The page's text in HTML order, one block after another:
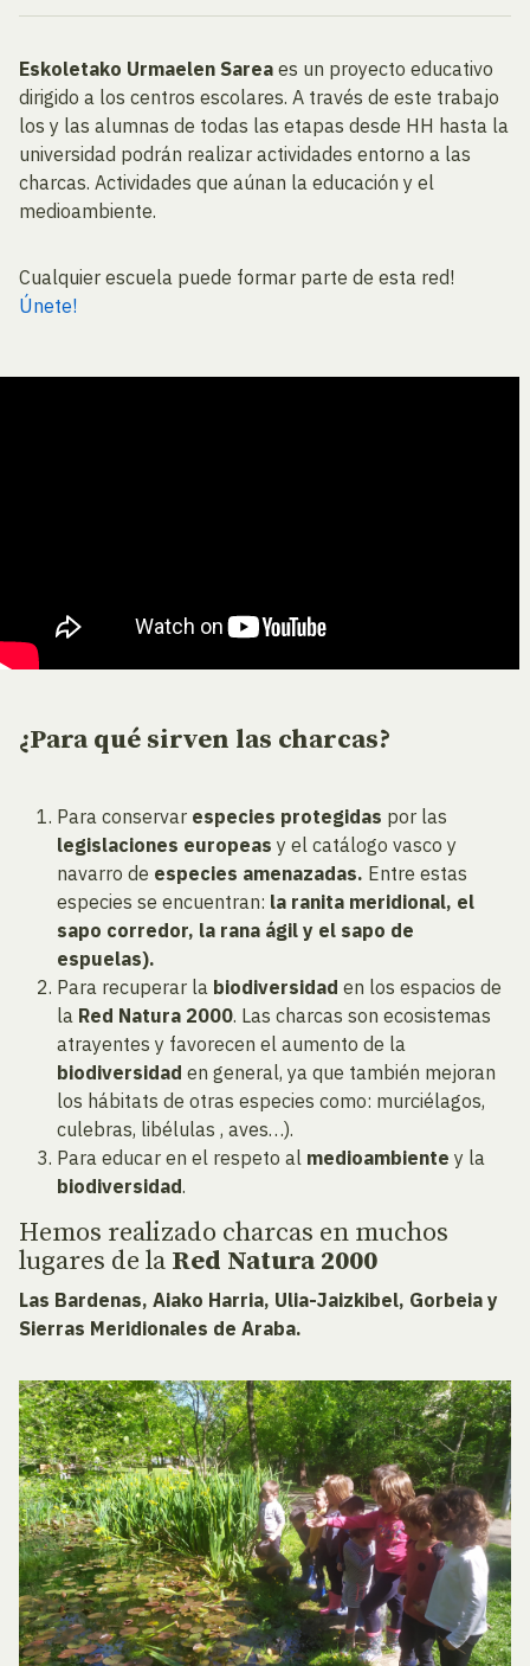
Eskoletako Urmaelen Sarea es un proyecto educativo
dirigido a los centros escolares. A través de este trabajo
los y las alumnas de todas las etapas desde HH hasta la
universidad podrán realizar actividades entorno a las
charcas. Actividades que aúnan la educación y el
medioambiente.
Cualquier escuela puede formar parte de esta red!
Únete!
¿Para qué sirven las charcas?
Para conservar especies protegidas por las
legislaciones europeas y el catálogo vasco y
navarro de especies amenazadas. Entre estas
especies se encuentran: la ranita meridional, el
sapo corredor, la rana ágil y el sapo de
espuelas).
Para recuperar la biodiversidad en los espacios de
la Red Natura 2000. Las charcas son ecosistemas
atrayentes y favorecen el aumento de la
biodiversidad en general, ya que también mejoran
los hábitats de otras especies como: murciélagos,
culebras, libélulas , aves…).
Para educar en el respeto al medioambiente y la
biodiversidad.
Hemos realizado charcas en muchos
lugares de la Red Natura 2000
Las Bardenas, Aiako Harria, Ulia-Jaizkibel, Gorbeia y
Sierras Meridionales de Araba.